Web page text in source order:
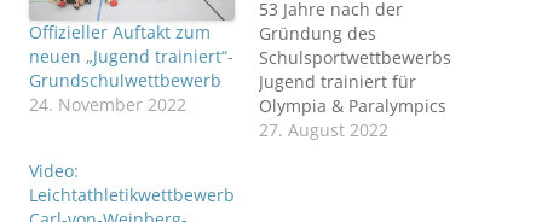
Offizieller Auftakt zum
neuen „Jugend trainiert“-
Grundschulwettbewerb
24. November 2022
53 Jahre nach der
Gründung des
Schulsportwettbewerbs
Jugend trainiert für
Olympia & Paralympics
führt die Deutsche
27. August 2022
Video:
Leichtathletikwettbewerb